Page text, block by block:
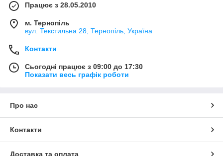
Працює з 28.05.2010
м. Тернопіль
вул. Текстильна 28, Тернопіль, Україна
Контакти
Сьогодні працює з 09:00 до 17:30
Показати весь графік роботи
Про нас
Контакти
Доставка та оплата